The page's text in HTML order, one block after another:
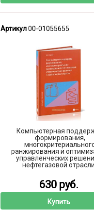
Артикул00-01055655
Компьютерная
формирования,
ранжирования и
управленческих
нефтегазовой отрасли
630 руб.
Купить